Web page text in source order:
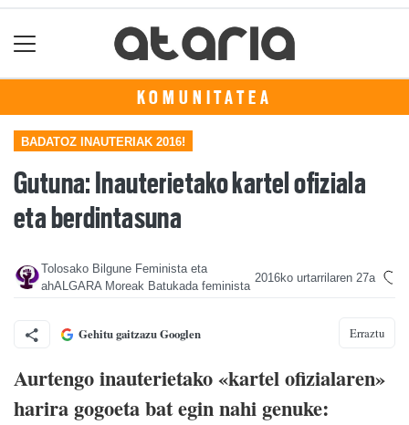
KOMUNITATEA
BADATOZ INAUTERIAK 2016!
Gutuna: Inauterietako kartel ofiziala
eta berdintasuna
Tolosako Bilgune Feminista eta
ahALGARA Moreak Batukada feminista
2016ko urtarrilaren 27a
Gehitu gaitzazu Googlen Erraztu
Aurtengo inauterietako «kartel ofizialaren»
harira gogoeta bat egin nahi genuke: